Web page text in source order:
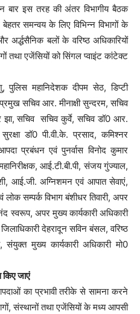
बार इस तरह की अंतर विभागीय बैठक
समन्वय के लिए विभिन्न विभागों के
अर्द्धसैनिक बलों के वरिष्ठ अधिकारियों
तथा एजेंसियों को सिंगल प्वाइंट कांटेक्ट
महानिदेशक दीपम सेठ, डिप्टी
सचिव आर. मीनाक्षी सुन्दरम, सचिव
सचिव सचिव कुर्वे, सचिव डॉ0 आर.
डॉ0 पी.वी.के. प्रसाद, कमिश्नर
प्रबंधन एवं पुनर्वास विनोद कुमार
आई.टी.बी.पी, संजय गुंज्याल,
आई.जी. अग्निशमन एवं आपात सेवाएं,
सम्पर्क विभाग बंशीधर तिवारी, अपर
स्वरूप, अपर मुख्य कार्यकारी अधिकारी
देहरादून सविन बंसल, वरिष्ठ
मुख्य कार्यकारी अधिकारी मो0
किए जाएं
का प्रभावी तरीके से सामना करने
संस्थानों तथा एजेंसियों के मध्य आपसी